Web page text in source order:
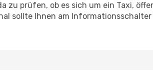
zu prüfen, ob es sich um ein Taxi,
sollte Ihnen am